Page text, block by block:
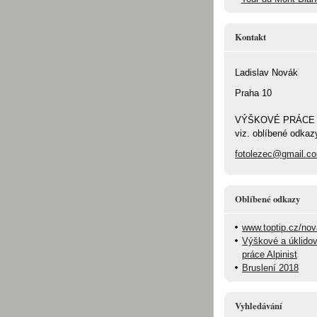
Kontakt
Ladislav Novák
Praha 10
VÝŠKOVÉ PRÁCE
viz. oblíbené
Oblíbené odkazy
www.toptip.cz/
Výškové a
práce Alpinist
Bruslení 2018
Vyhledávání